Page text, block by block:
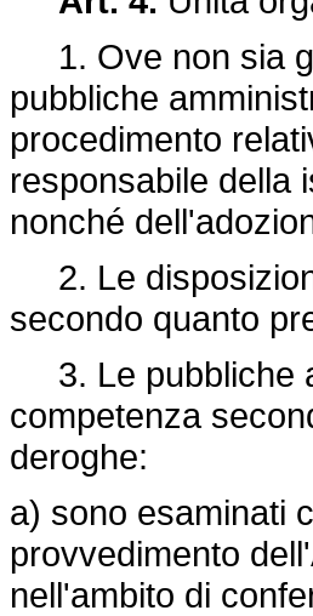
1. Ove non sia
pubbliche
procedimento
responsabile della
nonché
2. Le
secondo quanto
3. Le pubbliche
competenza
deroghe:
a) sono esaminati
provvedimento
nell'ambito di